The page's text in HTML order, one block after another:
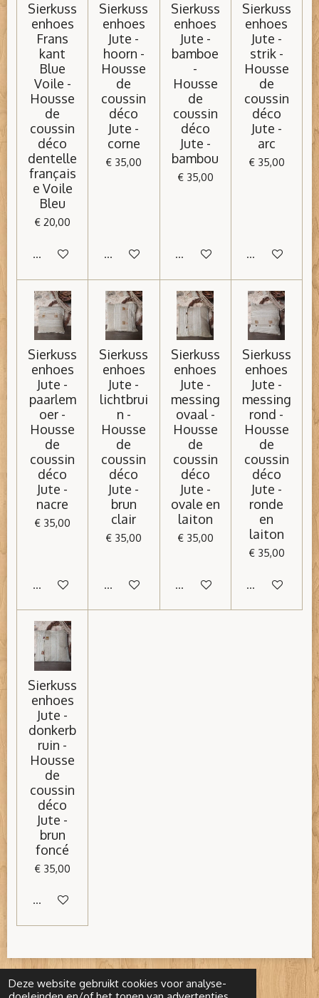
Deze website gebruikt cookies voor analyse-
Sierkuss
enhoes
Frans
kant
Blue
Voile -
Housse
de
coussin
déco
dentelle
français
e Voile
Bleu
€ 20,00
In winkelwagen
Sierkuss
enhoes
Jute -
hoorn -
Housse
de
coussin
déco
Jute -
corne
€ 35,00
In winkelwagen
Sierkuss
enhoes
Jute -
bamboe
-
Housse
de
coussin
déco
Jute -
bambou
€ 35,00
In winkelwagen
Sierkuss
enhoes
Jute -
strik -
Housse
de
coussin
déco
Jute -
arc
€ 35,00
In
Sierkuss
enhoes
Jute -
paarlem
oer -
Housse
de
coussin
déco
Jute -
nacre
€ 35,00
In winkelwagen
Sierkuss
enhoes
Jute -
lichtbrui
n -
Housse
de
coussin
déco
Jute -
brun
clair
€ 35,00
In winkelwagen
Sierkuss
enhoes
Jute -
messing
ovaal -
Housse
de
coussin
déco
Jute -
ovale en
laiton
€ 35,00
In winkelwagen
Sierkuss
enhoes
Jute -
messing
rond -
Housse
de
coussin
déco
Jute -
ronde
en
laiton
€ 35,00
In
Sierkuss
enhoes
Jute -
donkerb
ruin -
Housse
de
coussin
déco
Jute -
brun
foncé
€ 35,00
In winkelwagen